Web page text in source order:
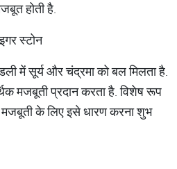
होती है.
स्टोन
में सूर्य और चंद्रमा को बल मिलता है.
मजबूती प्रदान करता है. विशेष रूप
के लिए इसे धारण करना शुभ